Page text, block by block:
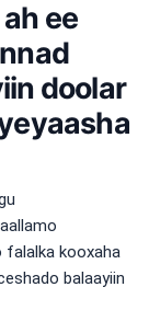
ee
doolar
falalka kooxaha
balaayiin